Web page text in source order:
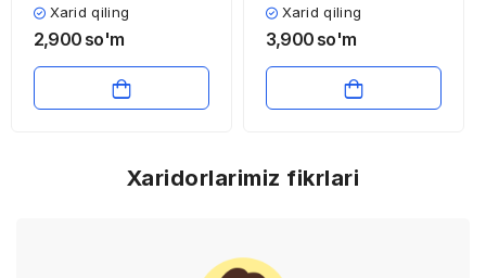
iqtisodiyoti
Xarid qiling
2,900 so'm
farovonligini oshirish
yo’llari mavzusi
va foydalanilgan
adabiyotlar ro’yxati
Xarid qiling
3,900 so'm
Xaridorlarimiz fikrlari